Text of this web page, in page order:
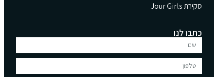
סקירת Jour Girls
כתבו לנו